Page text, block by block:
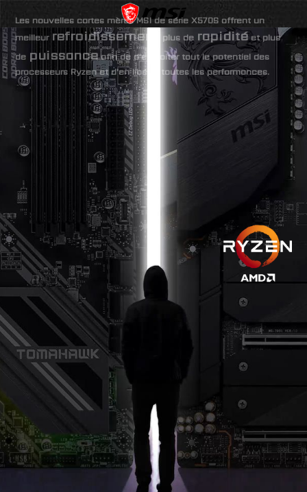
Les nouvelles cartes mères MSI de série X570S offrent un
meilleur refroidissement , plus de rapiditéet plus
de puissanceafin de d'exploiter tout le potentiel des
processeurs Ryzen et d'en libérer toutes les performances.